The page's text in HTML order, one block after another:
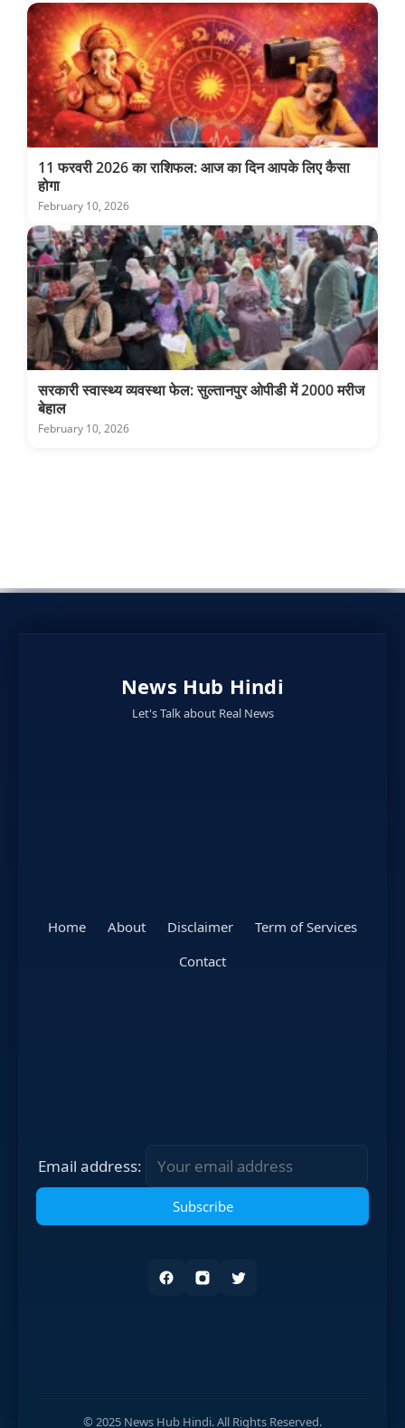
11 फरवरी 2026 का राशिफल: आज का दिन आपके लिए कैसा
होगा
February 10, 2026
सरकारी स्वास्थ्य व्यवस्था फेल: सुल्तानपुर ओपीडी में 2000 मरीज
बेहाल
February 10, 2026
News Hub Hindi
Let's Talk about Real News
Home About Disclaimer
Term of Services
Contact
Email address:
© 2025 News Hub Hindi. All Rights Reserved.